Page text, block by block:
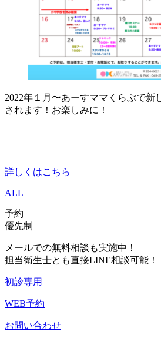
2022年１月〜あーすママくらぶで新
されます！お楽しみに！
詳しくはこちら
ALL
予約
優先制
メールでの無料相談も実施中！
担当衛生士とも直接LINE相談可能！
初診専用
WEB予約
お問い合わせ